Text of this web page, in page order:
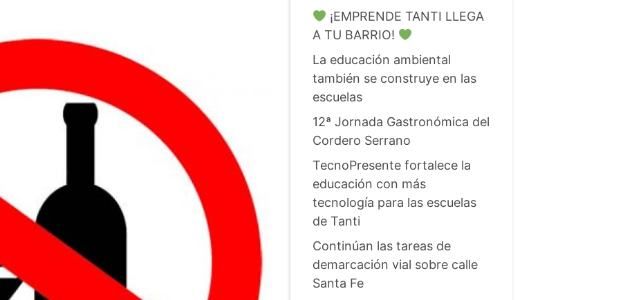
¡EMPRENDE TANTI LLEGA
A TU BARRIO!
La educación ambiental
también se construye en las
escuelas
12ª Jornada Gastronómica del
Cordero Serrano
TecnoPresente fortalece la
educación con más
tecnología para las escuelas
de Tanti
Continúan las tareas de
demarcación vial sobre calle
Santa Fe